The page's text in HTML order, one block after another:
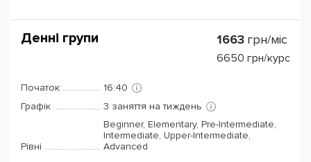
Денні групи 1663 грн/міс
6650 грн/курс
Початок
16:40
Графік
3 заняття на тиждень
Рівні
Beginner, Elementary, Pre-Intermediate,
Intermediate, Upper-Intermediate,
Advanced